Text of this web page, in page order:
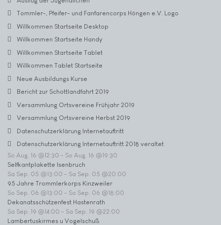
Tommler-, Pfeifer- und Fanfarencorps Höngen e.V. Logo
Willkommen Startseite Desktop
Willkommen Startseite Handy
Willkommen Startseite Tablet
Willkommen Tablet Startseite
Neue Ausbildungs Kurse
Bericht zur Schottlandfahrt 2019
Versammlung Ortsvereine Frühjahr 2019
Versammlung Ortsvereine Herbst 2019
Datenschutzerklärung Internetauftritt
Datenschutzerklärung Internetauftritt 2018 veraltet
So Aug. 16 @12:30 - So Aug. 16 @19:30
Selfkantplakette Isenbruch
Sa Sep. 05 @13:00 - Sa Sep. 05 @20:00
95 Jahre Trommlerkorps Kinzweiler
So Sep. 06 @13:00 - So Sep. 06 @18:00
Dekanatsschützenfest Hastenrath
Sa Sep. 19 @14:00 - Sa Sep. 19 @22:00
Lambertuskirmes u Vogelschuß